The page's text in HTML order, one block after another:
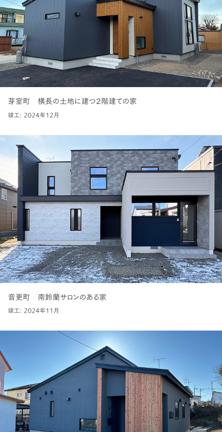
芽室町 横長の土地に建つ２階建ての家
竣工: 2024年12月
音更町 南鈴蘭サロンのある家
竣工: 2024年11月